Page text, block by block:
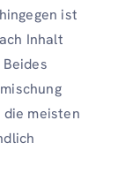
ist
Inhalt
meisten